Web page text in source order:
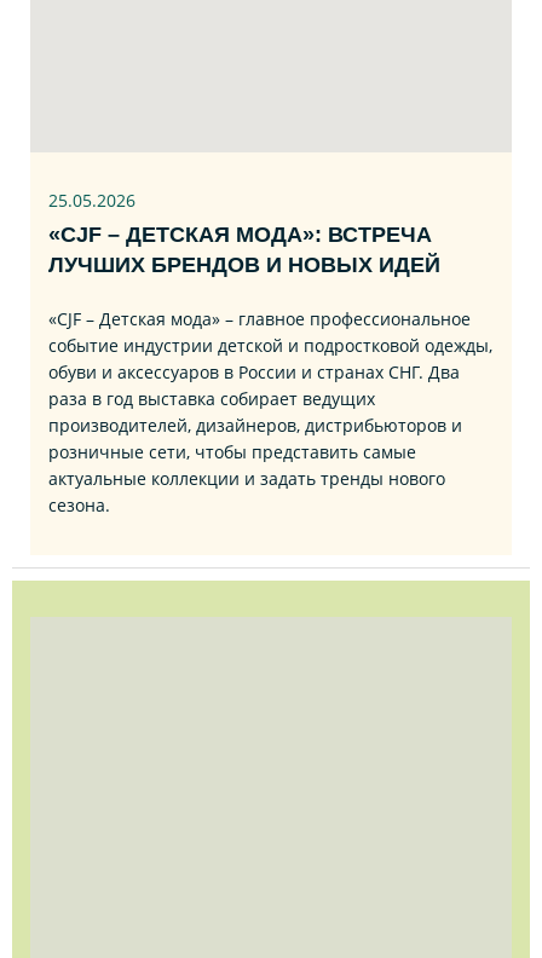
25.05.2026
«CJF – ДЕТСКАЯ МОДА»: ВСТРЕЧА
ЛУЧШИХ БРЕНДОВ И НОВЫХ ИДЕЙ
«CJF – Детская мода» – главное профессиональное
событие индустрии детской и подростковой одежды,
обуви и аксессуаров в России и странах СНГ. Два
раза в год выставка собирает ведущих
производителей, дизайнеров, дистрибьюторов и
розничные сети, чтобы представить самые
актуальные коллекции и задать тренды нового
сезона.